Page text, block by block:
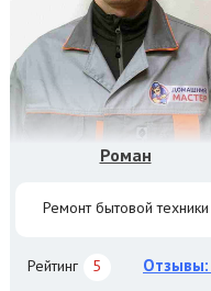
Роман
Ремонт бытовой техники
Рейтинг 5 Отзывы: